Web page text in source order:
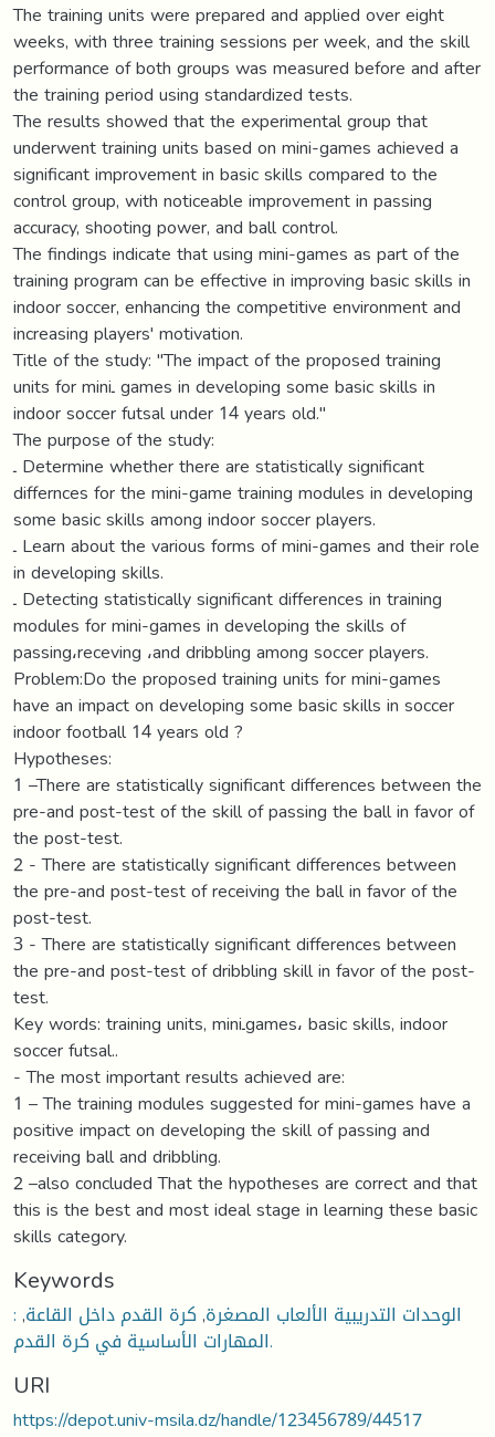
The training units were prepared and applied over eight
weeks, with three training sessions per week, and the skill
performance of both groups was measured before and after
the training period using standardized tests.
The results showed that the experimental group that
underwent training units based on mini-games achieved a
significant improvement in basic skills compared to the
control group, with noticeable improvement in passing
accuracy, shooting power, and ball control.
The findings indicate that using mini-games as part of the
training program can be effective in improving basic skills in
indoor soccer, enhancing the competitive environment and
increasing players' motivation.
Title of the study: "The impact of the proposed training
units for miniـ games in developing some basic skills in
indoor soccer futsal under 14 years old."
The purpose of the study:
ـ Determine whether there are statistically significant
differnces for the mini-game training modules in developing
some basic skills among indoor soccer players.
ـ Learn about the various forms of mini-games and their role
in developing skills.
ـ Detecting statistically significant differences in training
modules for mini-games in developing the skills of
passing،receving ،and dribbling among soccer players.
Problem:Do the proposed training units for mini-games
have an impact on developing some basic skills in soccer
indoor football 14 years old ?
Hypotheses:
1 –There are statistically significant differences between the
pre-and post-test of the skill of passing the ball in favor of
the post-test.
2 - There are statistically significant differences between
the pre-and post-test of receiving the ball in favor of the
post-test.
3 - There are statistically significant differences between
the pre-and post-test of dribbling skill in favor of the post-
test.
Key words: training units, miniـgames، basic skills, indoor
soccer futsal..
- The most important results achieved are:
1 – The training modules suggested for mini-games have a
positive impact on developing the skill of passing and
receiving ball and dribbling.
2 –also concluded That the hypotheses are correct and that
this is the best and most ideal stage in learning these basic
skills category.
Keywords
: الوحدات التدريبية الألعاب المصغرة,كرة القدم داخل القاعة,
المهارات الأساسية في كرة القدم.
URI
https://depot.univ-msila.dz/handle/123456789/44517